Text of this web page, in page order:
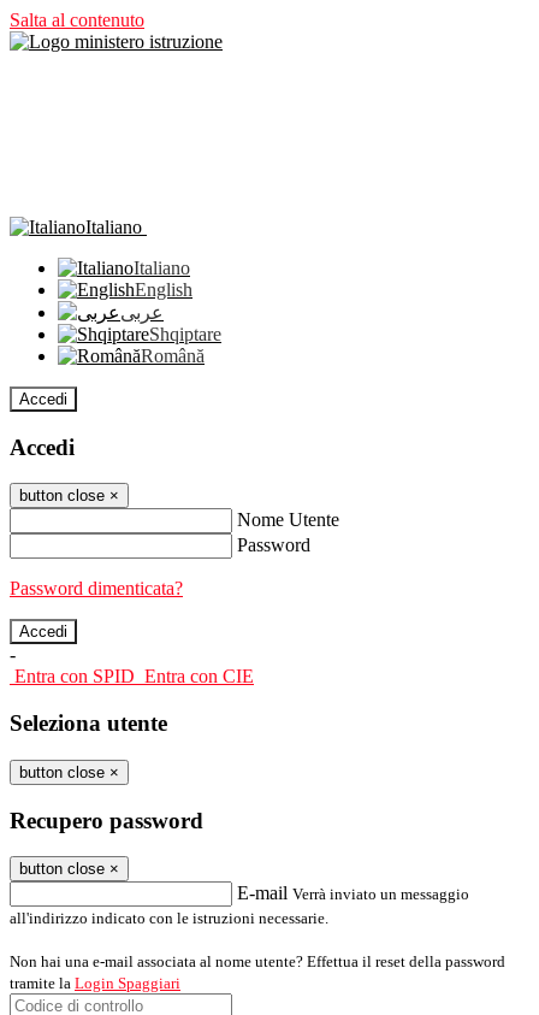
Salta al contenuto
Italiano
Italiano
English
عربى
Shqiptare
Română
Accedi
Accedi
button close ×
Nome Utente
Password
Password dimenticata?
-
Entra con SPID Entra con CIE
Seleziona utente
button close ×
Recupero password
button close ×
E-mail Verrà inviato un messaggio
all'indirizzo indicato con le istruzioni necessarie.
Non hai una e-mail associata al nome utente? Effettua il reset della password
tramite la Login Spaggiari